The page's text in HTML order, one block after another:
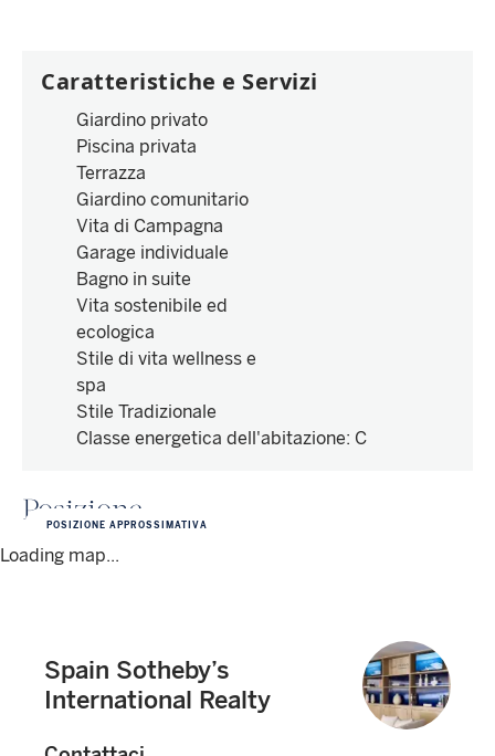
Caratteristiche e Servizi
Giardino privato
Piscina privata
Terrazza
Giardino comunitario
Vita di Campagna
Garage individuale
Bagno in suite
Vita sostenibile ed
ecologica
Stile di vita wellness e
spa
Stile Tradizionale
Classe energetica dell'abitazione: C
Posizione
Loading map...
POSIZIONE APPROSSIMATIVA
Spain Sotheby’s
International Realty